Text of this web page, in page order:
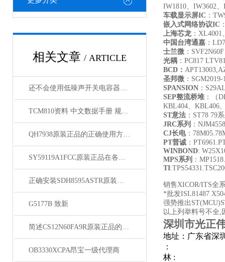
相关文章 / ARTICLE
还不会使用低噪声开关电容器？进来看
TCM810资料 中文数据手册 规格书 PDF
QH7938原装正品的正确使用方法分享
SY59119A1FCC原装正品在各领域中发挥着重要的作用
正确安装SDH8595ASTR原装正品为负载提供可靠电力
G5177B 致新
简述CS12N60FA9R原装正品的常见故障相应解决方法
OB3330XCPA昂宝一级代理商
IW1810、IW3602
车载显示屏IC ：
嵌入式网络协议IC
上海芯龙：XL4001
中国台湾通嘉 ：
士兰微 ：
光耦 ：PC817
BCD ：
圣邦微 ：
SPANSION ：
SEP整流桥堆 ：（
KBL404、KBL406
ST意法 ：ST78 79
JRC系列 ：
CJ长电：
PT普诚 ：
WINBOND:
MPS系列 ：
TI
销售XICOR/ITS全
*批发ISL81487
强势推出
以上列举料号不全,
深圳市光正
地址：广东省深
：
林 :